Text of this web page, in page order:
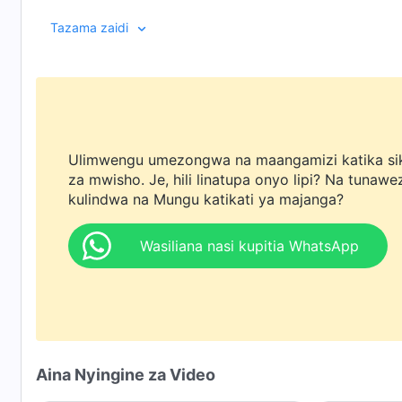
huohuo, aliona pia kazi za ajabu za Mungu na
kumfuata Mungu maisha yake yote!
Tazama zaidi
Ulimwengu umezongwa na maangamizi katika
za mwisho. Je, hili linatupa onyo lipi? Na
kulindwa na Mungu katikati ya majanga?
Wasiliana nasi kupitia WhatsApp
Aina Nyingine za Video